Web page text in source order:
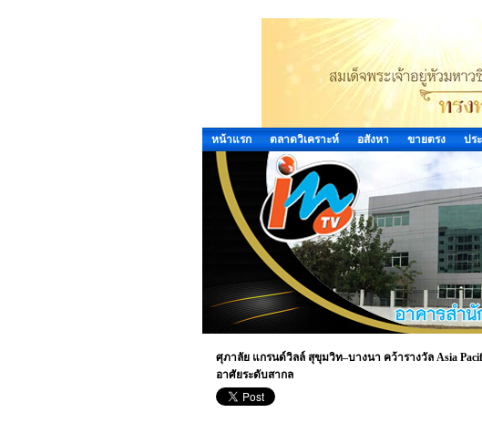
หน้าแรก ตลาดวิเคราะห์ อสังหา ขายตรง ปร
ศุภาลัย แกรนด์วิลล์ สุขุมวิท–บางนา คว้ารางวัล Asia
อาศัยระดับสากล